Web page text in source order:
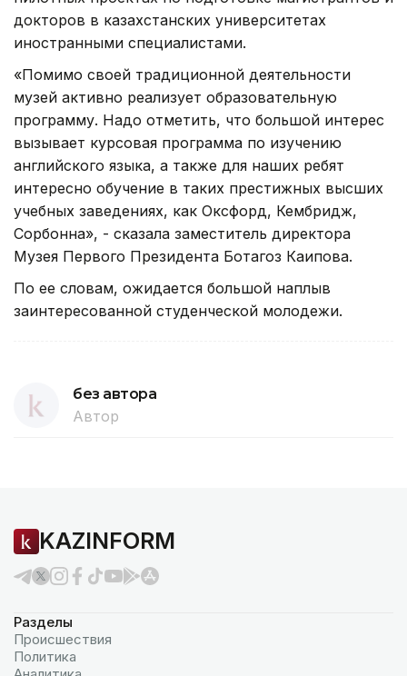
докторов в казахстанских университетах
иностранными специалистами.
«Помимо своей традиционной деятельности
музей активно реализует образовательную
программу. Надо отметить, что большой интерес
вызывает курсовая программа по изучению
английского языка, а также для наших ребят
интересно обучение в таких престижных высших
учебных заведениях, как Оксфорд, Кембридж,
Сорбонна», - сказала заместитель директора
Музея Первого Президента Ботагоз Каипова.
По ее словам, ожидается большой наплыв
заинтересованной студенческой молодежи.
без автора
Автор
KAZINFORM
Разделы
Происшествия
Политика